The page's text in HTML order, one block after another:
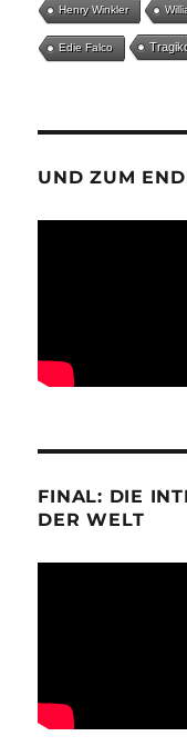
Henry Winkler
Edie Falco
UND ZUM
FINAL: DIE
DER WELT